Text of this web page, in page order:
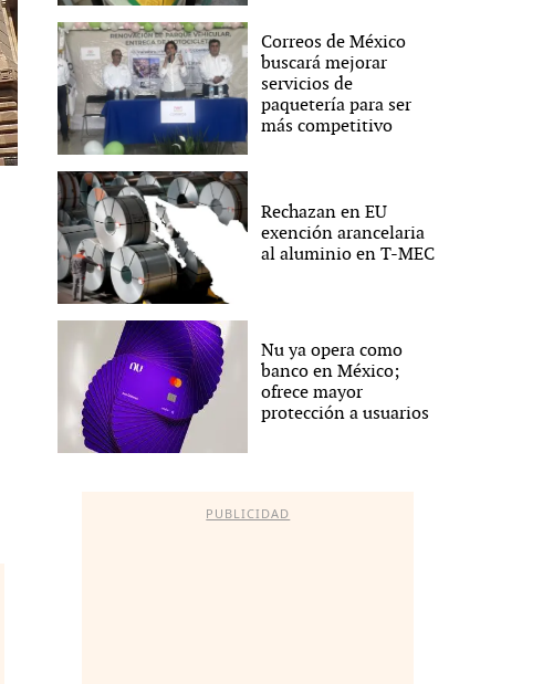
Correos de México
buscará mejorar
servicios de
paquetería para ser
más competitivo
Rechazan en EU
exención arancelaria
al aluminio en T-MEC
Nu ya opera como
banco en México;
ofrece mayor
protección a usuarios
PUBLICIDAD